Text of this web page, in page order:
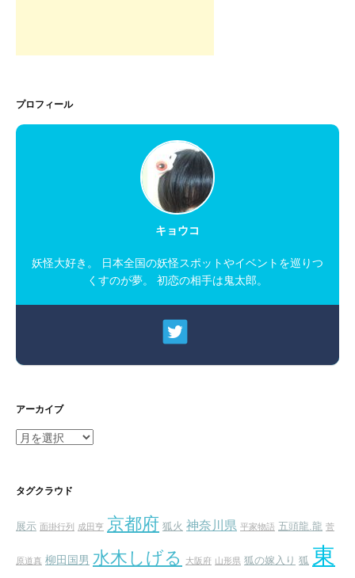
プロフィール
キョウコ
妖怪大好き。 日本全国の妖怪スポットやイベントを巡りつ
くすのが夢。 初恋の相手は鬼太郎。
アーカイブ
ア
イ
タグクラウド
展示 面掛行列 成田亨 京都府 狐火 神奈川県 平家物語 五頭龍.龍 菅
原道真 柳田国男 水木しげる 大阪府 山形県 狐の嫁入り 狐 東